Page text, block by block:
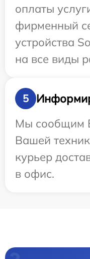
оплаты
фирменный
устройства
на все виды
5
Мы сообщим
Вашей
курьер
в офис.